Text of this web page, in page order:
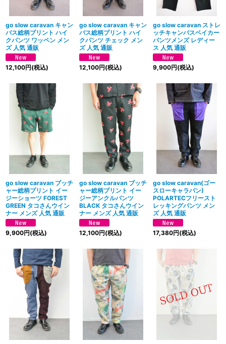
go slow caravan キャン
バス総柄プリント ハイ
クパンツ ワッペン メン
ズ 人気 通販
12,100円(税込)
go slow caravan キャン
バス総柄プリント ハイ
クパンツ チェック メン
ズ 人気 通販
12,100円(税込)
go slow caravan ストレ
ッチキャンバスベイカー
パンツメンズ レディー
ス 人気 通販
9,900円(税込)
go slow caravan ブッチ
ャー総柄プリント イー
ジーショーツ FOREST
GREEN タコさんウイン
ナー メンズ 人気 通販
9,900円(税込)
go slow caravan ブッチ
ャー総柄プリント イー
ジーアンクルパンツ
BLACK タコさんウイン
ナー メンズ 人気 通販
12,100円(税込)
go slow caravan(ゴー
スローキャラバン)
POLARTECフリースト
レッキングパンツ メン
ズ 人気 通販
17,380円(税込)